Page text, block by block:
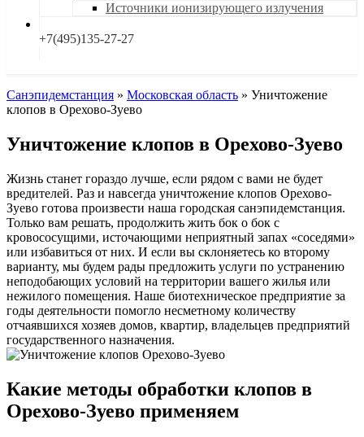
Источники ионизирующего излучения
+7(495)135-27-27
Санэпидемстанция » Московская область » Уничтожение
клопов в Орехово-Зуево
Уничтожение клопов в Орехово-Зуево
Жизнь станет гораздо лучше, если рядом с вами не будет
вредителей. Раз и навсегда уничтожение клопов Орехово-
Зуево готова произвести наша городская санэпидемстанция.
Только вам решать, продолжить жить бок о бок с
кровососущими, источающими неприятный запах «соседями»
или избавиться от них. И если вы склоняетесь ко второму
варианту, мы будем рады предложить услуги по устранению
неподобающих условий на территории вашего жилья или
нежилого помещения. Наше биотехническое предприятие за
годы деятельности помогло несметному количеству
отчаявшихся хозяев домов, квартир, владельцев предприятий
государственного назначения.
Какие методы обработки клопов в
Орехово-Зуево применяем